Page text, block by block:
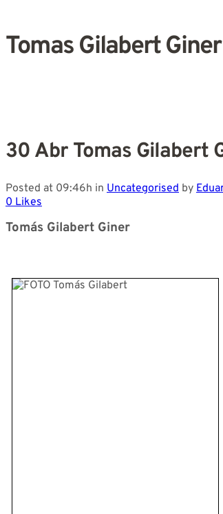
Tomas Gilabert Giner
30 Abr Tomas Gilabert
Posted at 09:46h in Uncategorised by
0 Likes
Tomás Gilabert Giner